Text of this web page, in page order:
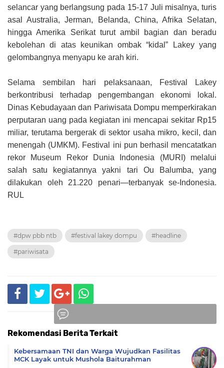
selancar yang berlangsung pada 15-17 Juli misalnya, turis
asal Australia, Jerman, Belanda, China, Afrika Selatan,
hingga Amerika Serikat turut ambil bagian dan beradu
kebolehan di atas keunikan ombak “kidal” Lakey yang
gelombangnya menyapu ke arah kiri.
Selama sembilan hari pelaksanaan, Festival Lakey
berkontribusi terhadap pengembangan ekonomi lokal.
Dinas Kebudayaan dan Pariwisata Dompu memperkirakan
perputaran uang pada kegiatan ini mencapai sekitar Rp15
miliar, terutama bergerak di sektor usaha mikro, kecil, dan
menengah (UMKM). Festival ini pun berhasil mencatatkan
rekor Museum Rekor Dunia Indonesia (MURI) melalui
salah satu kegiatannya yakni tari Ou Balumba, yang
dilakukan oleh 21.220 penari—terbanyak se-Indonesia.
RUL
#dpw pbb ntb #festival lakey dompu #headline
#pariwisata
Rekomendasi Berita Terkait
Kebersamaan TNI dan Warga Wujudkan Fasilitas
MCK Layak untuk Mushola Baiturahman